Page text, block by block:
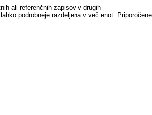
ali referenčnih zapisov v drugih
podrobneje razdeljena v več enot. Priporočene